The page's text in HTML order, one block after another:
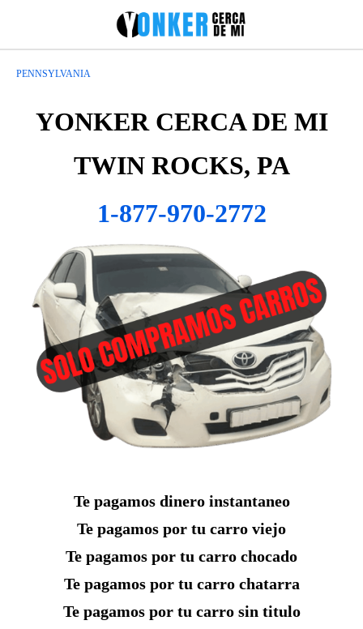
PENNSYLVANIA
YONKER CERCA DE MI
TWIN ROCKS, PA
1-877-970-2772
Te pagamos dinero instantaneo
Te pagamos por tu carro viejo
Te pagamos por tu carro chocado
Te pagamos por tu carro chatarra
Te pagamos por tu carro sin titulo